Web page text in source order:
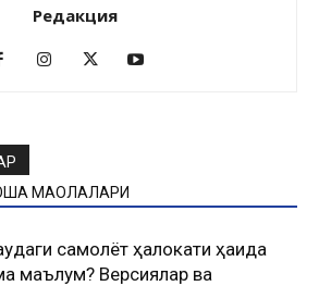
Редакция
МАҚОЛАЛАРИ
самолёт ҳалокати ҳақида
маълум? Версиялар ва